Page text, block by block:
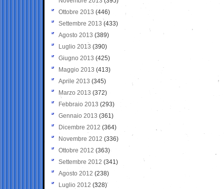
Ottobre 2013 (446)
Settembre 2013 (433)
Agosto 2013 (389)
Luglio 2013 (390)
Giugno 2013 (425)
Maggio 2013 (413)
Aprile 2013 (345)
Marzo 2013 (372)
Febbraio 2013 (293)
Gennaio 2013 (361)
Dicembre 2012 (364)
Novembre 2012 (336)
Ottobre 2012 (363)
Settembre 2012 (341)
Agosto 2012 (238)
Luglio 2012 (328)